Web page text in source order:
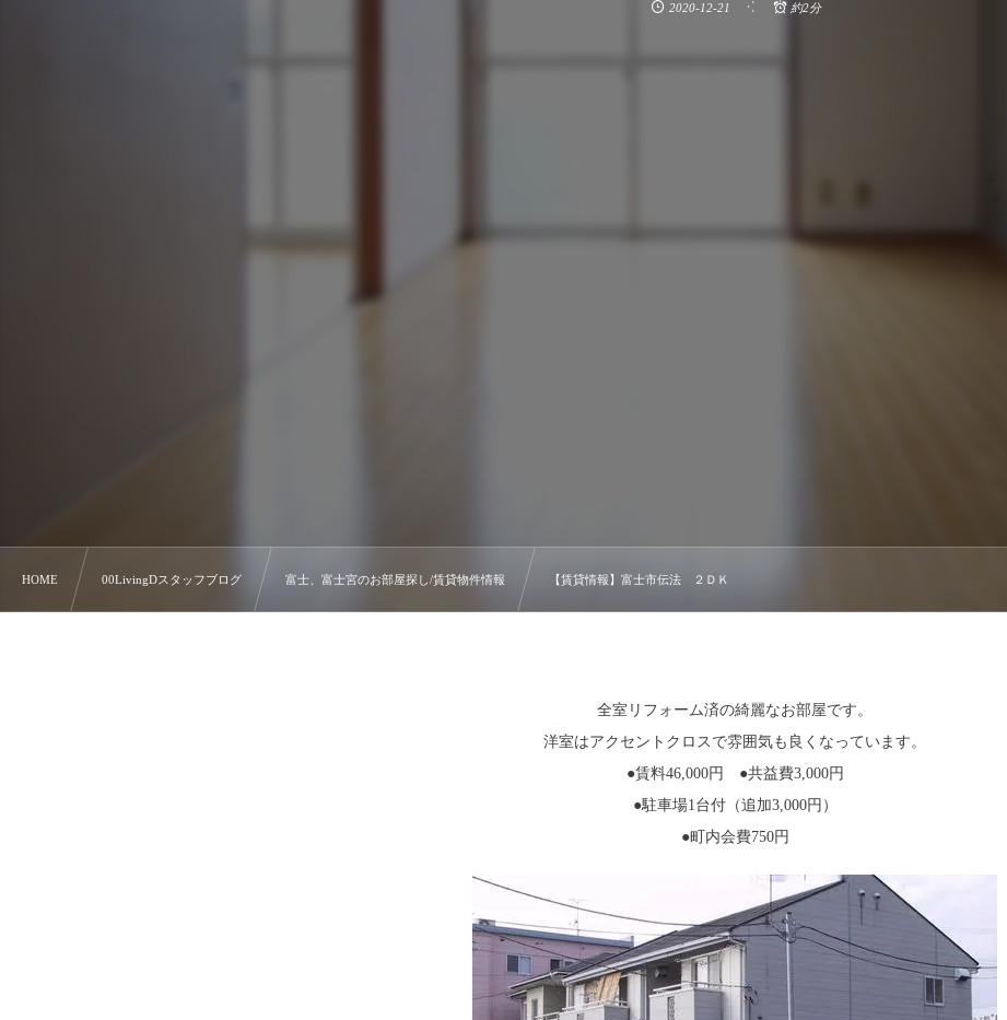
2020-12-21 約2分
HOME 00LivingDスタッフブログ 富士、富士宮のお部屋探し/賃貸物件情報 【賃貸情報】富士市伝法 ２ＤＫ
全室リフォーム済の綺麗なお部屋です。
洋室はアクセントクロスで雰囲気も良くなっています。
●賃料46,000円 ●共益費3,000円
●駐車場1台付（追加3,000円）
●町内会費750円